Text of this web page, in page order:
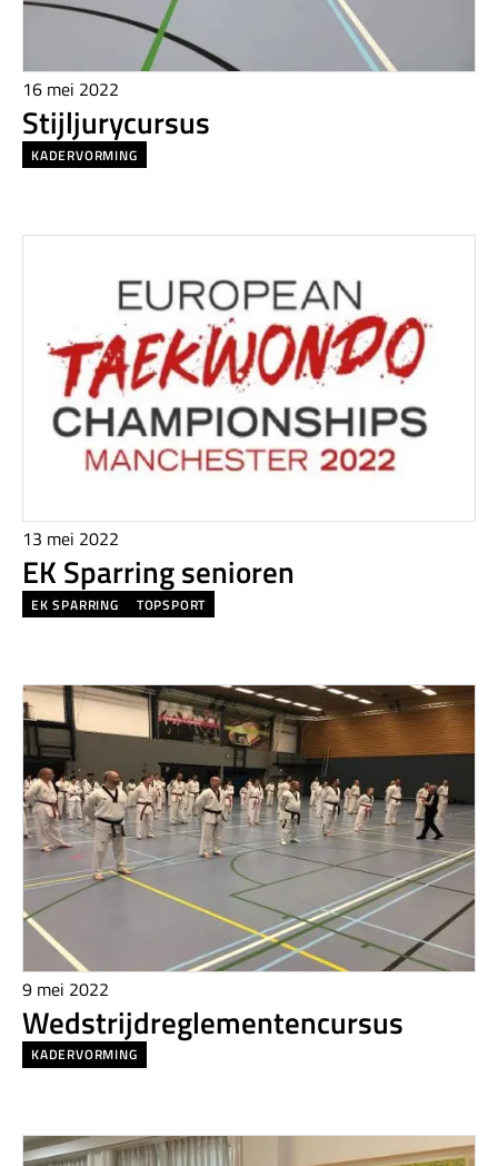
16 mei 2022
Stijljurycursus
KADERVORMING
13 mei 2022
EK Sparring senioren
EK SPARRING TOPSPORT
9 mei 2022
Wedstrijdreglementencursus
KADERVORMING